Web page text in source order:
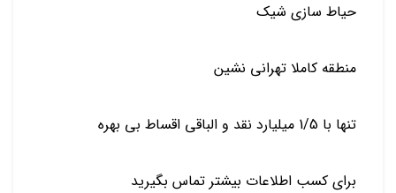
حیاط سازی شیک
منطقه کاملا تهرانی نشین
تنها با 1/5 میلیارد نقد و الباقی اقساط بی بهره
برای کسب اطلاعات بیشتر تماس بگیرید